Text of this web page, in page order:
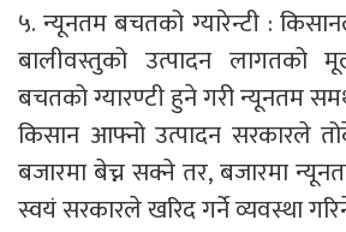
५. न्यूनतम बचतको ग्यारेन्टी :
बालीवस्तुको उत्पादन लागतको
बचतको ग्यारण्टी हुने गरी न्यूनतम
किसान आफ्नो उत्पादन सरकारले
बजारमा बेच्न सक्ने तर, बजारमा
स्वयं सरकारले खरिद गर्ने व्यवस्था